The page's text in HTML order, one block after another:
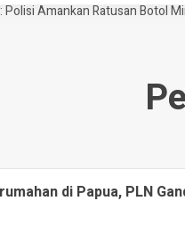
Amankan Ratusan Botol
di Papua, PLN